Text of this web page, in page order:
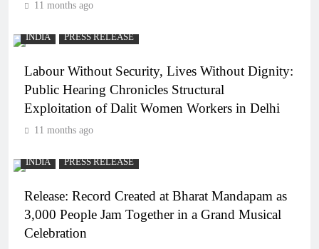
11 months ago
INDIA PRESS RELEASE
Labour Without Security, Lives Without Dignity:
Public Hearing Chronicles Structural
Exploitation of Dalit Women Workers in Delhi
11 months ago
INDIA PRESS RELEASE
Release: Record Created at Bharat Mandapam as
3,000 People Jam Together in a Grand Musical
Celebration